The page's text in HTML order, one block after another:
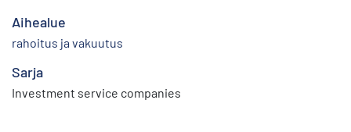
Aihealue
rahoitus ja vakuutus
Sarja
Investment service companies